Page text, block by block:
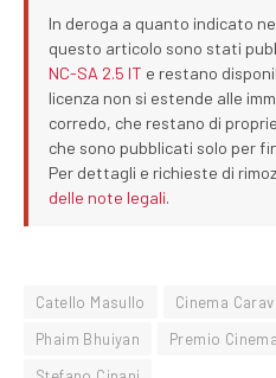
In deroga a quanto indicato
questo articolo sono stati
NC-SA 2.5 IT e restano
licenza non si estende alle
corredo, che restano di
che sono pubblicati solo per
Per dettagli e richieste di
delle note legali.
Catello Masullo Cinema
Phaim Bhuiyan
Premio